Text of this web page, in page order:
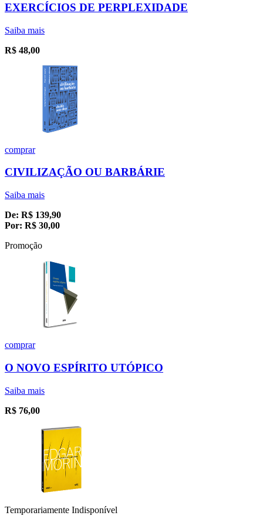
EXERCÍCIOS DE PERPLEXIDADE
Saiba mais
R$ 48,00
comprar
CIVILIZAÇÃO OU BARBÁRIE
Saiba mais
De: R$ 139,90
Por: R$ 30,00
Promoção
comprar
O NOVO ESPÍRITO UTÓPICO
Saiba mais
R$ 76,00
Temporariamente Indisponível